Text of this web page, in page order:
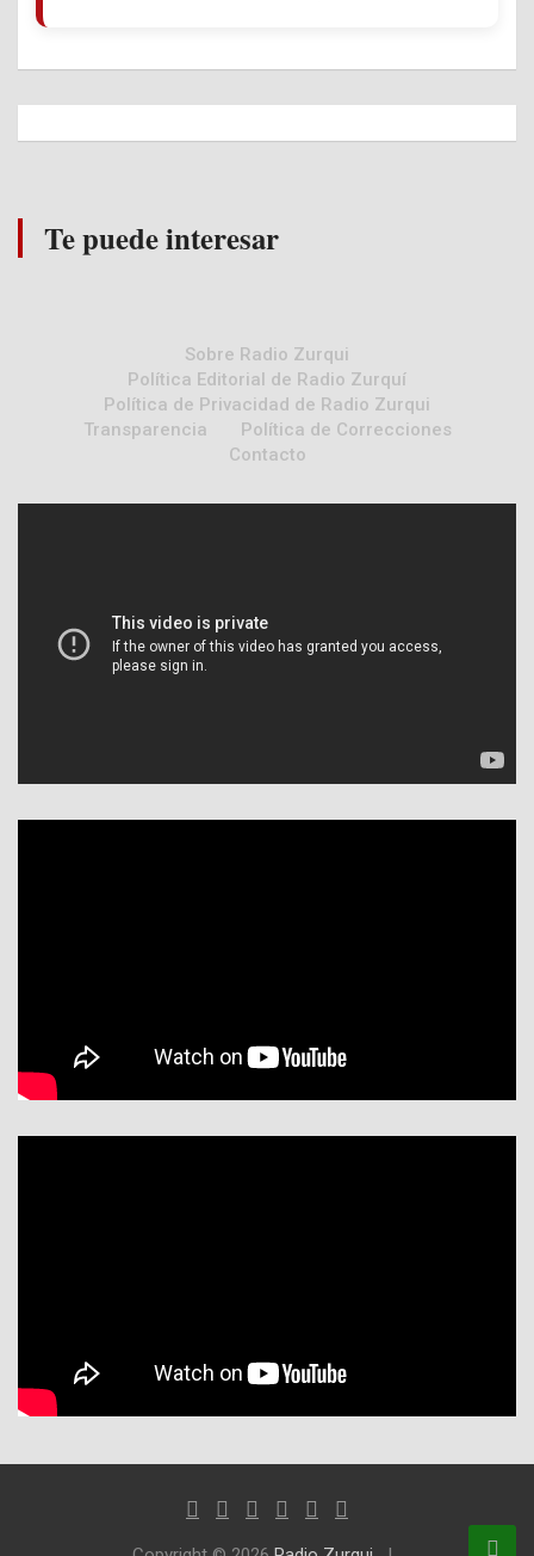
Te puede interesar
Sobre Radio Zurqui
Política Editorial de Radio Zurquí
Política de Privacidad de Radio Zurqui
Transparencia
Política de Correcciones
Contacto